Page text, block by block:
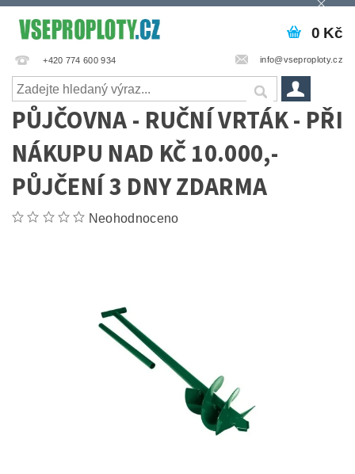
+420 774 600 934 info@vseproploty.cz
0 Kč
PŮJČOVNA - RUČNÍ VRTÁK - PŘI
NÁKUPU NAD KČ 10.000,-
PŮJČENÍ 3 DNY ZDARMA
Neohodnoceno